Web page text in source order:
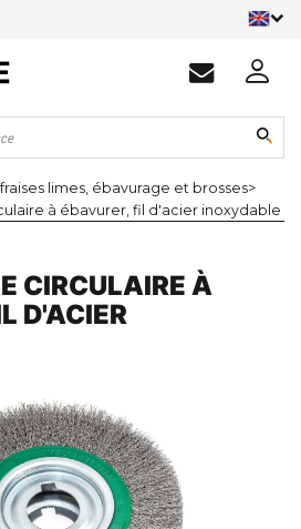
limes, ébavurage et brosses>
à ébavurer, fil d'acier inoxydable
CIRCULAIRE À
D'ACIER